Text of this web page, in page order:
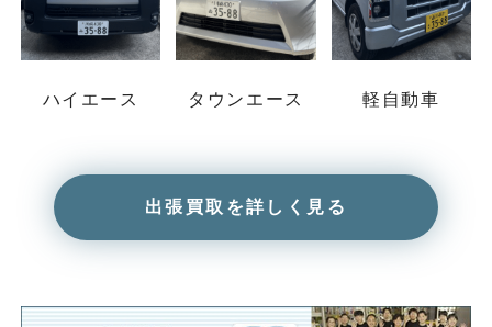
ハイエース タウンエース 軽自動車
出張買取を詳しく見る